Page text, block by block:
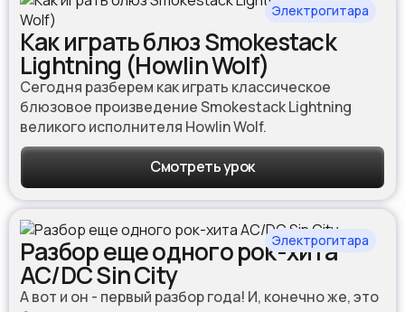
Электрогитара
Как играть блюз Smokestack
Lightning (Howlin Wolf)
Сегодня разберем как играть классическое
блюзовое произведение Smokestack Lightning
великого исполнителя Howlin Wolf.
Смотреть урок
Электрогитара
Разбор еще одного рок-хита
AC/DC Sin City
А вот и он - первый разбор года! И, конечно же, это